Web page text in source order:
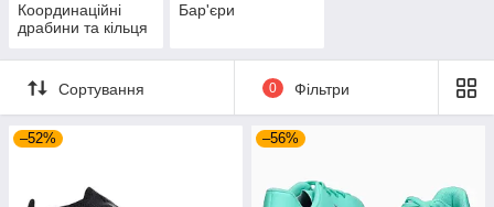
Координаційні
драбини та кільця
Бар'єри
Сортування 0 Фільтри
–52% –56%